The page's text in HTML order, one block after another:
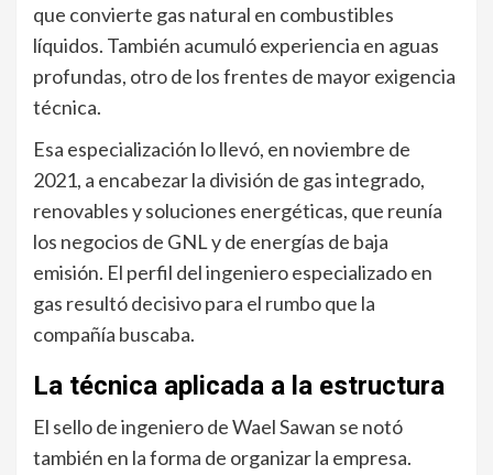
que convierte gas natural en combustibles
líquidos. También acumuló experiencia en aguas
profundas, otro de los frentes de mayor exigencia
técnica.
Esa especialización lo llevó, en noviembre de
2021, a encabezar la división de gas integrado,
renovables y soluciones energéticas, que reunía
los negocios de GNL y de energías de baja
emisión. El perfil del ingeniero especializado en
gas resultó decisivo para el rumbo que la
compañía buscaba.
La técnica aplicada a la estructura
El sello de ingeniero de Wael Sawan se notó
también en la forma de organizar la empresa.